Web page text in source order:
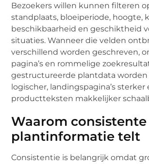
Bezoekers willen kunnen filteren
standplaats, bloeiperiode, hoogte,
beschikbaarheid en geschiktheid
situaties. Wanneer die velden
verschillend worden geschreven,
pagina’s en rommelige
gestructureerde plantdata
logischer, landingspagina’s sterker
productteksten makkelijker
Waarom consistente
plantinformatie telt
Consistentie is belangrijk omdat